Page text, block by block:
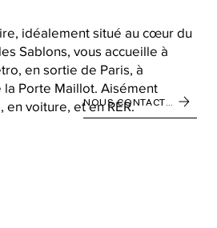
idéalement situé au cœur du
Sablons, vous accueille à
en sortie de Paris, à
Porte Maillot. Aisément
voiture, et en RER.
NOUS CONTACTER